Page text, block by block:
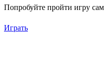
Попробуйте пройти игру
Играть